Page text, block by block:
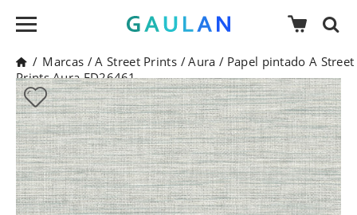
/ Marcas /A Street Prints /Aura / Papel pintado A Street
Prints Aura FD26461